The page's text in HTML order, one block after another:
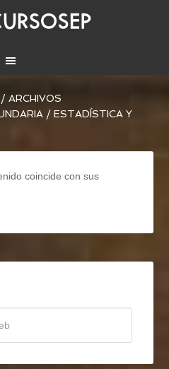
/ ARCHIVOS
/ ESTADÍSTICA Y
coincide con sus